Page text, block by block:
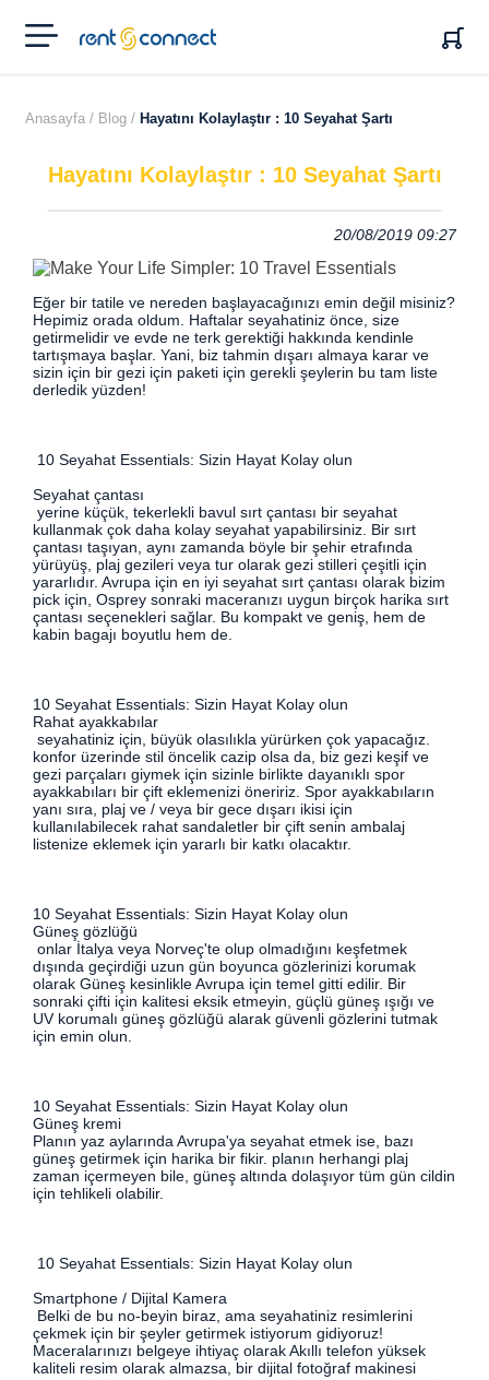
RENT'N
CONNECT
Anasayfa / Blog / Hayatını Kolaylaştır : 10 Seyahat Şartı
Hayatını Kolaylaştır : 10 Seyahat Şartı
20/08/2019 09:27
Eğer bir tatile ve nereden başlayacağınızı emin değil misiniz?
Hepimiz orada oldum. Haftalar seyahatiniz önce, size
getirmelidir ve evde ne terk gerektiği hakkında kendinle
tartışmaya başlar. Yani, biz tahmin dışarı almaya karar ve
sizin için bir gezi için paketi için gerekli şeylerin bu tam liste
derledik yüzden!
10 Seyahat Essentials: Sizin Hayat Kolay olun
Seyahat çantası
yerine küçük, tekerlekli bavul sırt çantası bir seyahat
kullanmak çok daha kolay seyahat yapabilirsiniz. Bir sırt
çantası taşıyan, aynı zamanda böyle bir şehir etrafında
yürüyüş, plaj gezileri veya tur olarak gezi stilleri çeşitli için
yararlıdır. Avrupa için en iyi seyahat sırt çantası olarak bizim
pick için, Osprey sonraki maceranızı uygun birçok harika sırt
çantası seçenekleri sağlar. Bu kompakt ve geniş, hem de
kabin bagajı boyutlu hem de.
10 Seyahat Essentials: Sizin Hayat Kolay olun
Rahat ayakkabılar
seyahatiniz için, büyük olasılıkla yürürken çok yapacağız.
konfor üzerinde stil öncelik cazip olsa da, biz gezi keşif ve
gezi parçaları giymek için sizinle birlikte dayanıklı spor
ayakkabıları bir çift eklemenizi öneririz. Spor ayakkabıların
yanı sıra, plaj ve / veya bir gece dışarı ikisi için
kullanılabilecek rahat sandaletler bir çift senin ambalaj
listenize eklemek için yararlı bir katkı olacaktır.
10 Seyahat Essentials: Sizin Hayat Kolay olun
Güneş gözlüğü
onlar İtalya veya Norveç'te olup olmadığını keşfetmek
dışında geçirdiği uzun gün boyunca gözlerinizi korumak
olarak Güneş kesinlikle Avrupa için temel gitti edilir. Bir
sonraki çifti için kalitesi eksik etmeyin, güçlü güneş ışığı ve
UV korumalı güneş gözlüğü alarak güvenli gözlerini tutmak
için emin olun.
10 Seyahat Essentials: Sizin Hayat Kolay olun
Güneş kremi
Planın yaz aylarında Avrupa'ya seyahat etmek ise, bazı
güneş getirmek için harika bir fikir. planın herhangi plaj
zaman içermeyen bile, güneş altında dolaşıyor tüm gün cildin
için tehlikeli olabilir.
10 Seyahat Essentials: Sizin Hayat Kolay olun
Smartphone / Dijital Kamera
Belki de bu no-beyin biraz, ama seyahatiniz resimlerini
çekmek için bir şeyler getirmek istiyorum gidiyoruz!
Maceralarınızı belgeye ihtiyaç olarak Akıllı telefon yüksek
kaliteli resim olarak almazsa, bir dijital fotoğraf makinesi